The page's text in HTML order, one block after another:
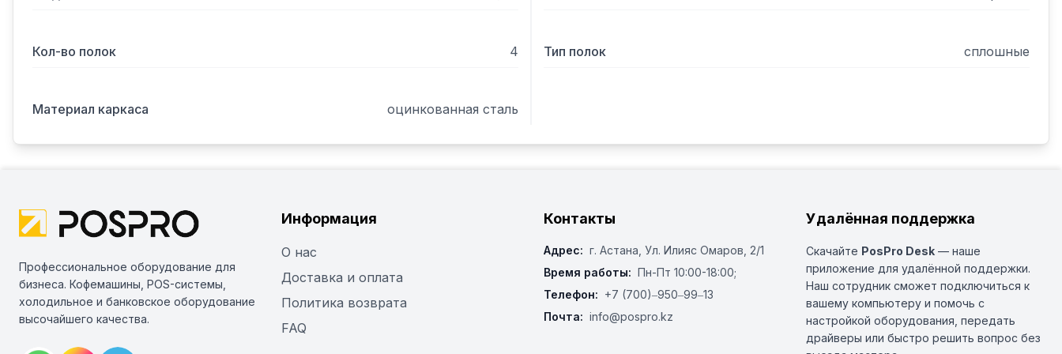
Кол-во полок 4 Тип полок сплошные
Материал каркаса оцинкованная сталь
Профессиональное оборудование для
бизнеса. Кофемашины, POS-системы,
холодильное и банковское оборудование
высочайшего качества.
Информация
О нас
Доставка и оплата
Политика возврата
FAQ
Контакты
Адрес: г. Астана, ​Ул. Илияс Омаров, 2/1
Время работы: Пн-Пт 10:00-18:00;
Телефон: +7 (700)‒950‒99‒13
Почта: info@pospro.kz
Удалённая поддержка
Скачайте PosPro Desk — наше
приложение для удалённой поддержки.
Наш сотрудник сможет подключиться к
вашему компьютеру и помочь с
настройкой оборудования, передать
драйверы или быстро решить вопрос без